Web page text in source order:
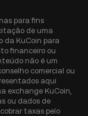
para fins
de uma
da KuCoin para
financeiro ou
não é um
comercial ou
aqui
exchange KuCoin,
ou dados de
taxas pelo